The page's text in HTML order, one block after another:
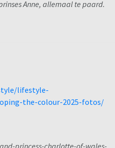
Anne, allemaal te paard.
lifestyle-
the-colour-2025-fotos/